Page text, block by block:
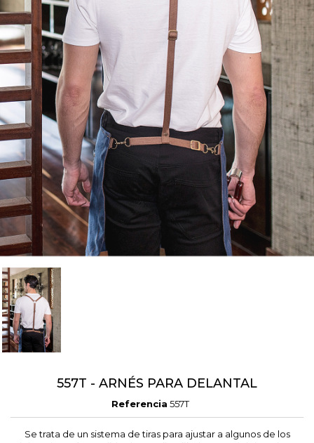
557T - ARNÉS PARA DELANTAL
Referencia 557T
Se trata de un sistema de tiras para ajustar a algunos de los
Cancelar Crear lista de Favoritos
Cancelar Iniciar sesión